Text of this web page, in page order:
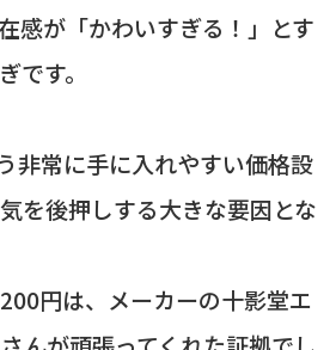
感が「かわいすぎる！」とす
です。
非常に手に入れやすい価格設
を後押しする大きな要因とな
円は、メーカーの十影堂エ